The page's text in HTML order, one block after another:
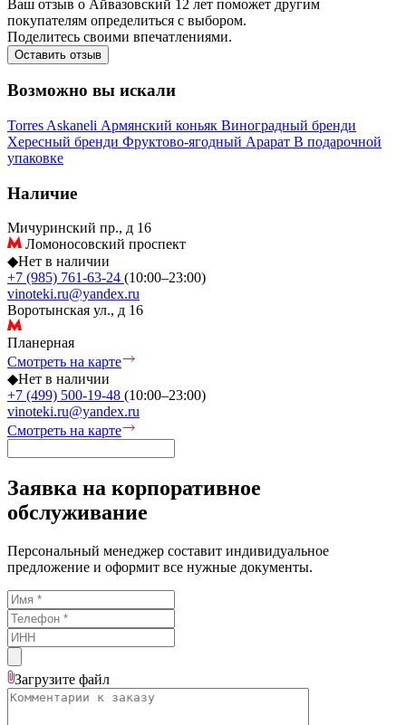
Ваш отзыв о Айвазовский 12 лет поможет другим
покупателям определиться с выбором.
Поделитесь своими впечатлениями.
Оставить отзыв
Возможно вы искали
Torres Askaneli Армянский коньяк Виноградный бренди
Хересный бренди Фруктово-ягодный Арарат В подарочной
упаковке
Наличие
Мичуринский пр., д 16
Ломоносовский проспект
◆Нет в наличии
+7 (985) 761-63-24 (10:00–23:00)
vinoteki.ru@yandex.ru
Воротынская ул., д 16
Планерная
Смотреть на карте
◆Нет в наличии
+7 (499) 500-19-48 (10:00–23:00)
vinoteki.ru@yandex.ru
Смотреть на карте
Заявка на корпоративное
обслуживание
Персональный менеджер составит индивидуальное
предложение и оформит все нужные документы.
Загрузите файл